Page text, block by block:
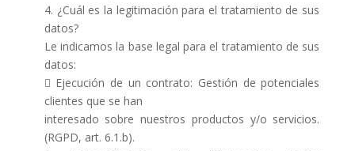
4. ¿Cuál es la legitimación para el tratamiento de sus
datos?
Le indicamos la base legal para el tratamiento de sus
datos:
 Ejecución de un contrato: Gestión de potenciales
clientes que se han
interesado sobre nuestros productos y/o servicios.
(RGPD, art. 6.1.b).